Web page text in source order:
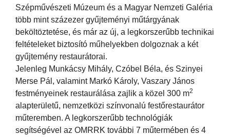
Szépművészeti Múzeum és a Magyar Nemzeti Galéria
több mint százezer gyűjteményi műtárgyának
beköltöztetése, és már az új, a legkorszerűbb technikai
feltételeket biztosító műhelyekben dolgoznak a két
gyűjtemény restaurátorai.
Jelenleg Munkácsy Mihály, Czóbel Béla, és Szinyei
Merse Pál, valamint Markó Károly, Vaszary János
festményeinek restaurálása zajlik a közel 300 m2
alapterületű, nemzetközi színvonalú festőrestaurátor
műteremben. A legkorszerűbb technológiák
segítségével az OMRRK további 7 műtermében és 4